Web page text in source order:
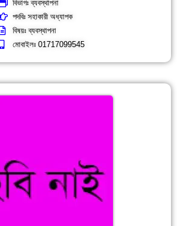
বিভাগঃ ব্যবস্থাপনা
পদবিঃ সহাকারী অধ্যাপক
বিষয়ঃ ব্যবস্থাপনা
মোবাইলঃ 01717099545